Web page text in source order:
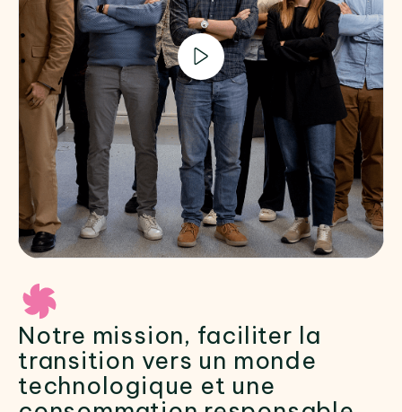
Notre mission, faciliter la
transition vers un monde
technologique et une